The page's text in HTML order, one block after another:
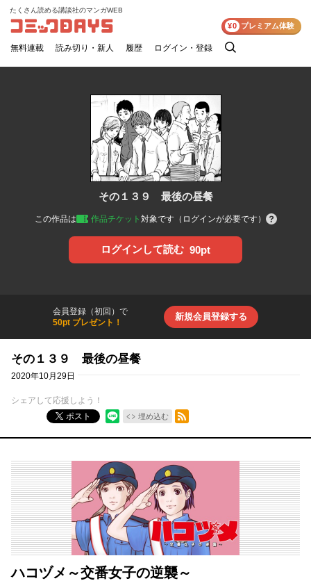
コミックDAYS
たくさん読める講談社のマンガWEB
無料連載 読み切り・新人 履歴 ログイン・登録
検
¥0 プレミアム体験
その１３９ 最後の昼餐
この作品は 作品チケット 対象です（ログインが必要です）
ログインして読む 90pt
会員登録（初回）で
50pt プレゼント！
新規会員登録する
その１３９ 最後の昼餐
2020年10月29日
シェアして応援しよう！
ポスト
埋め込む
RSSフィード
ハコヅメ～交番女子の逆襲～